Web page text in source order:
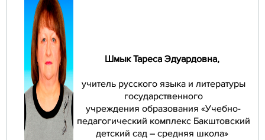
Шмык Тареса Эдуардовна,
учитель русского языка и литературы
государственного
учреждения образования «Учебно-
педагогический комплекс Бакштовский
детский сад – средняя школа»